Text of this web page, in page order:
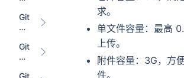
oj
ec
常
见
Git
ee
de
常
Git
ee
Git
求。
单文件容量：最高
上传。
附件容量：3G，方
件。